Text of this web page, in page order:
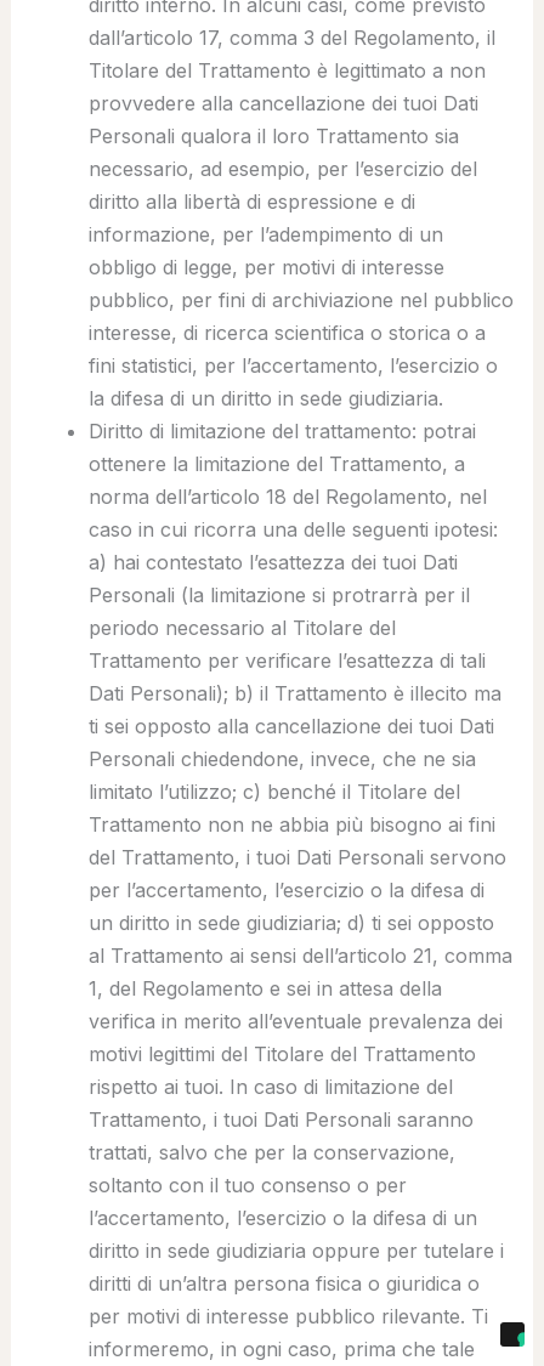
dall’articolo 17, comma 3 del Regolamento, il
Titolare del Trattamento è legittimato a non
provvedere alla cancellazione dei tuoi Dati
Personali qualora il loro Trattamento sia
necessario, ad esempio, per l’esercizio del
diritto alla libertà di espressione e di
informazione, per l’adempimento di un
obbligo di legge, per motivi di interesse
pubblico, per fini di archiviazione nel pubblico
interesse, di ricerca scientifica o storica o a
fini statistici, per l’accertamento, l’esercizio o
la difesa di un diritto in sede giudiziaria.
Diritto di limitazione del trattamento: potrai
ottenere la limitazione del Trattamento, a
norma dell’articolo 18 del Regolamento, nel
caso in cui ricorra una delle seguenti ipotesi:
a) hai contestato l’esattezza dei tuoi Dati
Personali (la limitazione si protrarrà per il
periodo necessario al Titolare del
Trattamento per verificare l’esattezza di tali
Dati Personali); b) il Trattamento è illecito ma
ti sei opposto alla cancellazione dei tuoi Dati
Personali chiedendone, invece, che ne sia
limitato l’utilizzo; c) benché il Titolare del
Trattamento non ne abbia più bisogno ai fini
del Trattamento, i tuoi Dati Personali servono
per l’accertamento, l’esercizio o la difesa di
un diritto in sede giudiziaria; d) ti sei opposto
al Trattamento ai sensi dell’articolo 21, comma
1, del Regolamento e sei in attesa della
verifica in merito all’eventuale prevalenza dei
motivi legittimi del Titolare del Trattamento
rispetto ai tuoi. In caso di limitazione del
Trattamento, i tuoi Dati Personali saranno
trattati, salvo che per la conservazione,
soltanto con il tuo consenso o per
l’accertamento, l’esercizio o la difesa di un
diritto in sede giudiziaria oppure per tutelare i
diritti di un’altra persona fisica o giuridica o
per motivi di interesse pubblico rilevante. Ti
informeremo, in ogni caso, prima che tale